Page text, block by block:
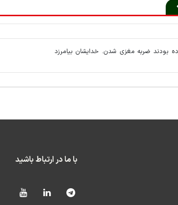
بودند ضربه مغزی شدن. خدایشان بیامرزد
با ما در ارتباط باشید